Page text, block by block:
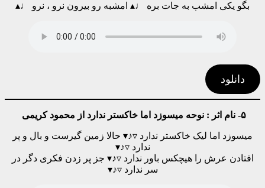
بگو یکی امشب به جات بره ♩▴ امشبه رو بیرون نرو ، نرو ♩▴
دانلود
۵- نام اثر : نوحه میسوزد اما خاکستر ندارد از محمود کریمی
میسوزد اما لیک خاکستر ندارد ▿♪▾ حالا زمین گیرست و بال و پر
ندارد ▿♪▾
افتادن عرش را هیچکس باور ندارد ▿♪▾ جز پر زدن فکری دگر در
سر ندارد ▿♪▾